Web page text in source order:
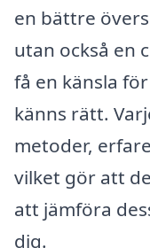
en bättre
utan också en
få en känsla
känns rätt.
metoder,
vilket gör att
att jämföra
dig.